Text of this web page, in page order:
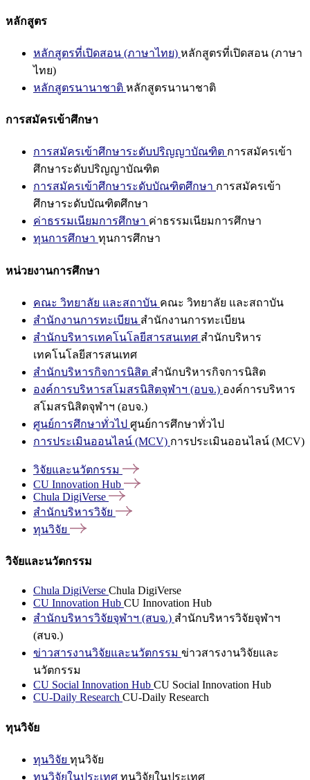
หลักสูตร
หลักสูตรที่เปิดสอน (ภาษาไทย) หลักสูตรที่เปิดสอน (ภาษา
ไทย)
หลักสูตรนานาชาติ หลักสูตรนานาชาติ
การสมัครเข้าศึกษา
การสมัครเข้าศึกษาระดับปริญญาบัณฑิต การสมัครเข้า
ศึกษาระดับปริญญาบัณฑิต
การสมัครเข้าศึกษาระดับบัณฑิตศึกษา การสมัครเข้า
ศึกษาระดับบัณฑิตศึกษา
ค่าธรรมเนียมการศึกษา ค่าธรรมเนียมการศึกษา
ทุนการศึกษา ทุนการศึกษา
หน่วยงานการศึกษา
คณะ วิทยาลัย และสถาบัน คณะ วิทยาลัย และสถาบัน
สำนักงานการทะเบียน สำนักงานการทะเบียน
สำนักบริหารเทคโนโลยีสารสนเทศ สำนักบริหาร
เทคโนโลยีสารสนเทศ
สำนักบริหารกิจการนิสิต สำนักบริหารกิจการนิสิต
องค์การบริหารสโมสรนิสิตจุฬาฯ (อบจ.) องค์การบริหาร
สโมสรนิสิตจุฬาฯ (อบจ.)
ศูนย์การศึกษาทั่วไป ศูนย์การศึกษาทั่วไป
การประเมินออนไลน์ (MCV) การประเมินออนไลน์ (MCV)
วิจัยและนวัตกรรม
CU Innovation Hub
Chula DigiVerse
สำนักบริหารวิจัย
ทุนวิจัย
วิจัยและนวัตกรรม
Chula DigiVerse Chula DigiVerse
CU Innovation Hub CU Innovation Hub
สำนักบริหารวิจัยจุฬาฯ (สบจ.) สำนักบริหารวิจัยจุฬาฯ
(สบจ.)
ข่าวสารงานวิจัยและนวัตกรรม ข่าวสารงานวิจัยและ
นวัตกรรม
CU Social Innovation Hub CU Social Innovation Hub
CU-Daily Research CU-Daily Research
ทุนวิจัย
ทุนวิจัย ทุนวิจัย
ทุนวิจัยในประเทศ ทุนวิจัยในประเทศ